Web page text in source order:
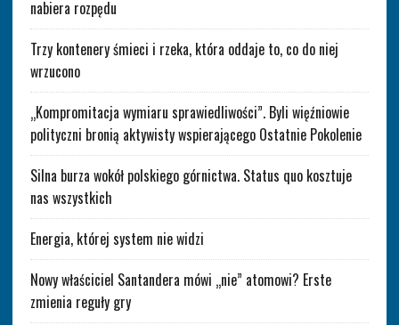
nabiera rozpędu
Trzy kontenery śmieci i rzeka, która oddaje to, co do niej
wrzucono
„Kompromitacja wymiaru sprawiedliwości”. Byli więźniowie
polityczni bronią aktywisty wspierającego Ostatnie Pokolenie
Silna burza wokół polskiego górnictwa. Status quo kosztuje
nas wszystkich
Energia, której system nie widzi
Nowy właściciel Santandera mówi „nie” atomowi? Erste
zmienia reguły gry